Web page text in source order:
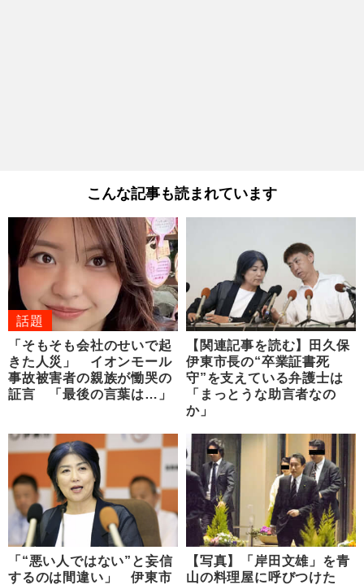
こんな記事も読まれています
話題
「そもそも会社のせいで起
きた人災」 イオンモール
事故被害者の親族が慟哭の
証言 「最後の言葉は…」
【関連記事を読む】田久保
伊東市長の“卒業証書死
守”を支えている弁護士は
「まっとうな助言者なの
か」
「“悪い人ではない”と妄信
するのは間違い」 伊東市
【写真】「岸田文雄」を青
山の料理屋に呼びつけた